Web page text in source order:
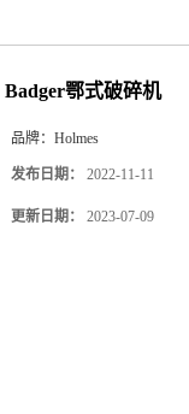
Badger鄂式破碎机
品牌： Holmes
发布日期： 2022-11-11
更新日期： 2023-07-09